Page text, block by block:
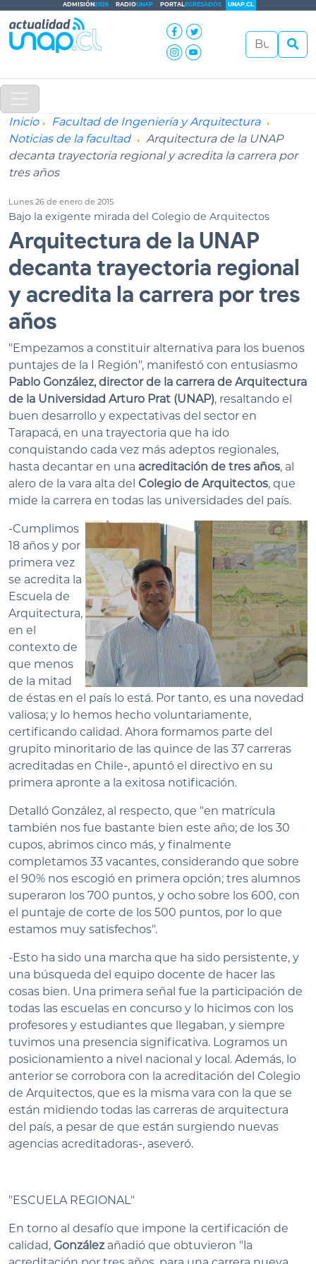
ADMISIÓN2026 RADIOUNAP PORTALEGRESADOS UNAP.CL
Inicio
Facultad de Ingeniería y Arquitectura
Noticias de la facultad
Arquitectura de la UNAP
decanta trayectoria regional y acredita la carrera por
tres años
Lunes 26 de enero de 2015
Bajo la exigente mirada del Colegio de Arquitectos
Arquitectura de la UNAP
decanta trayectoria regional
y acredita la carrera por tres
años
"Empezamos a constituir alternativa para los buenos
puntajes de la I Región", manifestó con entusiasmo
Pablo González, director de la carrera de Arquitectura
de la Universidad Arturo Prat (UNAP), resaltando el
buen desarrollo y expectativas del sector en
Tarapacá, en una trayectoria que ha ido
conquistando cada vez más adeptos regionales,
hasta decantar en una acreditación de tres años, al
alero de la vara alta del Colegio de Arquitectos, que
mide la carrera en todas las universidades del país.
-Cumplimos
18 años y por
primera vez
se acredita la
Escuela de
Arquitectura,
en el
contexto de
que menos
de la mitad
de éstas en el país lo está. Por tanto, es una novedad
valiosa; y lo hemos hecho voluntariamente,
certificando calidad. Ahora formamos parte del
grupito minoritario de las quince de las 37 carreras
acreditadas en Chile-, apuntó el directivo en su
primera apronte a la exitosa notificación.
Detalló González, al respecto, que "en matrícula
también nos fue bastante bien este año; de los 30
cupos, abrimos cinco más, y finalmente
completamos 33 vacantes, considerando que sobre
el 90% nos escogió en primera opción; tres alumnos
superaron los 700 puntos, y ocho sobre los 600, con
el puntaje de corte de los 500 puntos, por lo que
estamos muy satisfechos".
-Esto ha sido una marcha que ha sido persistente, y
una búsqueda del equipo docente de hacer las
cosas bien. Una primera señal fue la participación de
todas las escuelas en concurso y lo hicimos con los
profesores y estudiantes que llegaban, y siempre
tuvimos una presencia significativa. Logramos un
posicionamiento a nivel nacional y local. Además, lo
anterior se corrobora con la acreditación del Colegio
de Arquitectos, que es la misma vara con la que se
están midiendo todas las carreras de arquitectura
del país, a pesar de que están surgiendo nuevas
agencias acreditadoras-, aseveró.
"ESCUELA REGIONAL"
En torno al desafío que impone la certificación de
calidad, González añadió que obtuvieron "la